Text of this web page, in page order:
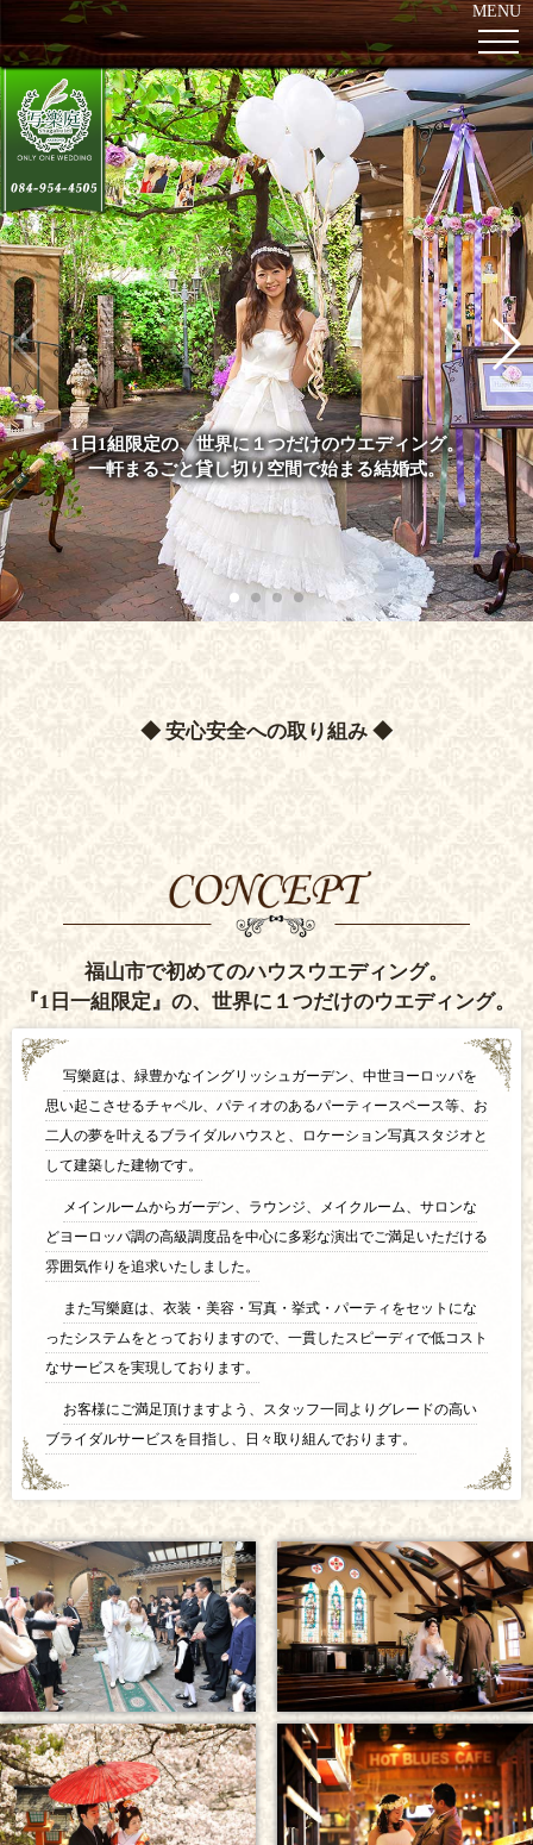
1日1組限定の、世界に１つだけのウエディング。
一軒まるごと貸し切り空間で始まる結婚式。
MENU
◆ 安心安全への取り組み ◆
福山市で初めてのハウスウエディング。
『1日一組限定』の、世界に１つだけのウエディング。
写樂庭は、緑豊かなイングリッシュガーデン、中世ヨーロッパを
思い起こさせるチャペル、パティオのあるパーティースペース等、お
二人の夢を叶えるブライダルハウスと、ロケーション写真スタジオと
して建築した建物です。
メインルームからガーデン、ラウンジ、メイクルーム、サロンな
どヨーロッパ調の高級調度品を中心に多彩な演出でご満足いただける
雰囲気作りを追求いたしました。
また写樂庭は、衣装・美容・写真・挙式・パーティをセットにな
ったシステムをとっておりますので、一貫したスピーディで低コスト
なサービスを実現しております。
お客様にご満足頂けますよう、スタッフ一同よりグレードの高い
ブライダルサービスを目指し、日々取り組んでおります。